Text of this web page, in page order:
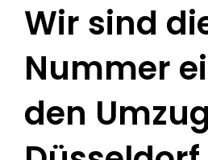
Wir sind
Nummer
den